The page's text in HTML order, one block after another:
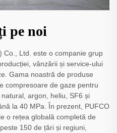
pe noi
Co., Ltd. este o companie grup
vânzării și service-ului
Gama noastră de produse
compresoare de gaze pentru
argon, heliu, SF6 și
la 40 MPa. În prezent, PUFCO
o rețea globală completă de
150 de țări și regiuni,